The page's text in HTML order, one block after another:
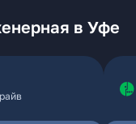
в Уфе